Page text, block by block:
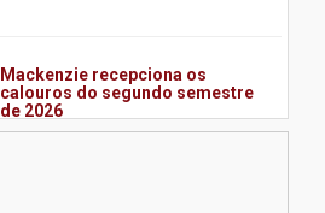
Mackenzie recepciona os
calouros do segundo semestre
de 2026